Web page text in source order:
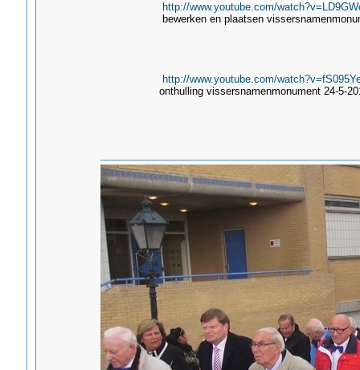
http://www.youtube.com/
bewerken en plaatsen
http://www.youtube.com/
onthulling vissersnamenmonument 24-5-